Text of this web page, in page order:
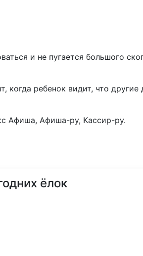
и не пугается большого
ребенок видит, что другие
Афиша, Афиша-ру, Кассир-ру.
ёлок